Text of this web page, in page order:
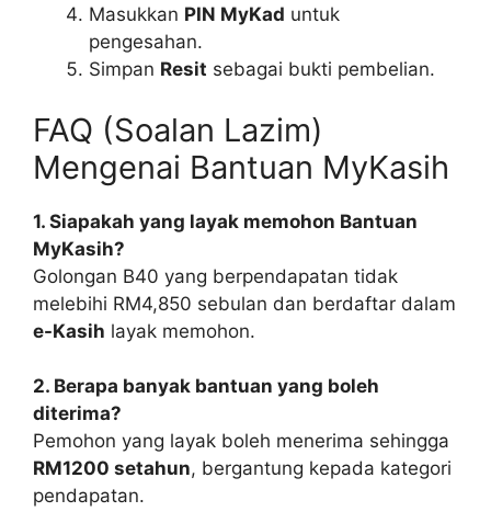
Masukkan PIN MyKad untuk
pengesahan.
Simpan Resit sebagai bukti pembelian.
FAQ (Soalan Lazim)
Mengenai Bantuan MyKasih
1. Siapakah yang layak memohon Bantuan
MyKasih?
Golongan B40 yang berpendapatan tidak
melebihi RM4,850 sebulan dan berdaftar dalam
e-Kasih layak memohon.
2. Berapa banyak bantuan yang boleh
diterima?
Pemohon yang layak boleh menerima sehingga
RM1200 setahun, bergantung kepada kategori
pendapatan.